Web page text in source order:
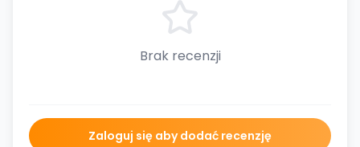
Brak recenzji
Zaloguj się aby dodać recenzję